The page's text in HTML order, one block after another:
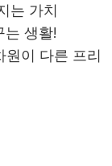
는 가치
는 생활!
원이 다른 프리